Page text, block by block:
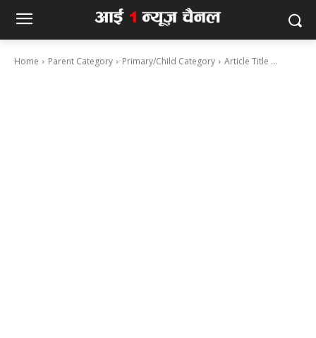
Home Parent Category Primary/Child Category Article Title ...